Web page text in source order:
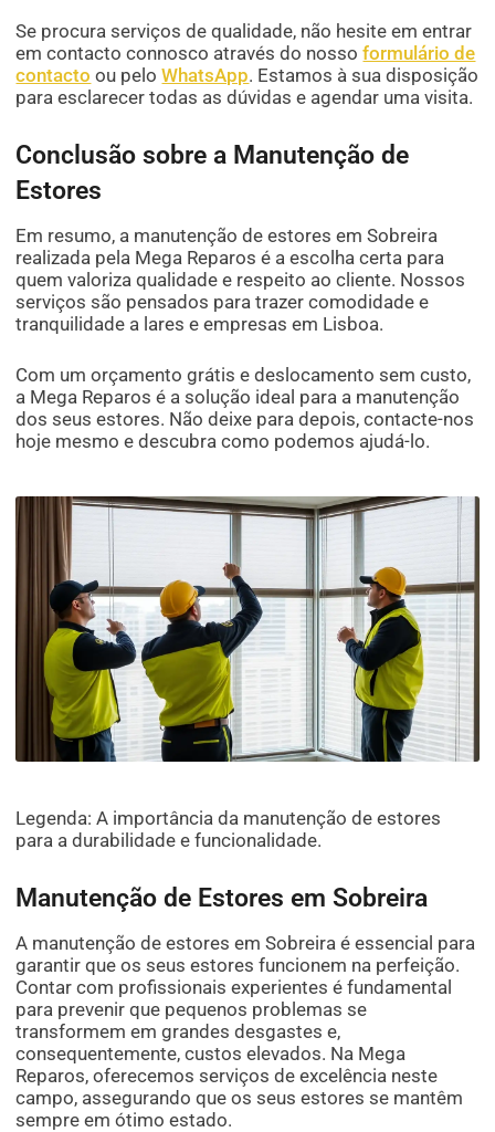
Se procura serviços de qualidade, não hesite em entrar
em contacto connosco através do nossoformulário de
contacto ou peloWhatsApp. Estamos à sua disposição
para esclarecer todas as dúvidas e agendar uma visita.
Conclusão sobre a Manutenção de
Estores
Em resumo, a manutenção de estores em Sobreira
realizada pela Mega Reparos é a escolha certa para
quem valoriza qualidade e respeito ao cliente. Nossos
serviços são pensados para trazer comodidade e
tranquilidade a lares e empresas em Lisboa.
Com um orçamento grátis e deslocamento sem custo,
a Mega Reparos é a solução ideal para a manutenção
dos seus estores. Não deixe para depois, contacte-nos
hoje mesmo e descubra como podemos ajudá-lo.
Legenda: A importância da manutenção de estores
para a durabilidade e funcionalidade.
Manutenção de Estores em Sobreira
A manutenção de estores em Sobreira é essencial para
garantir que os seus estores funcionem na perfeição.
Contar com profissionais experientes é fundamental
para prevenir que pequenos problemas se
transformem em grandes desgastes e,
consequentemente, custos elevados. Na Mega
Reparos, oferecemos serviços de excelência neste
campo, assegurando que os seus estores se mantêm
sempre em ótimo estado.